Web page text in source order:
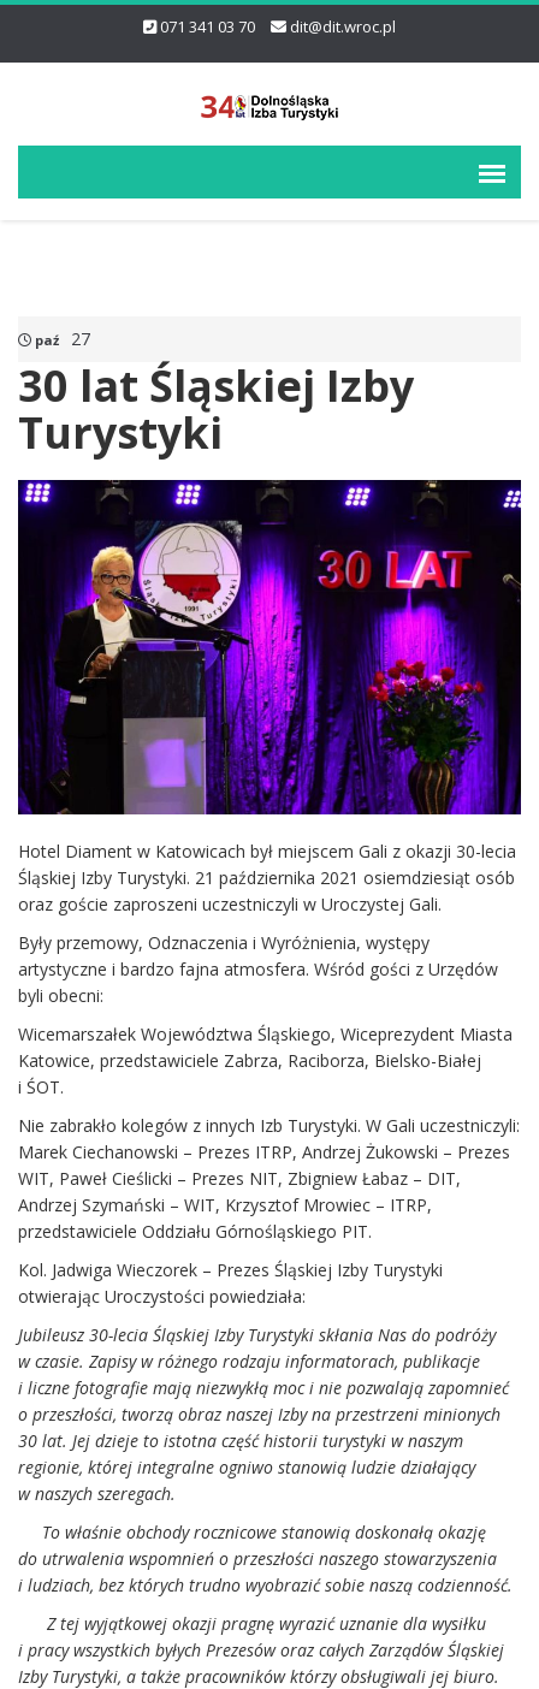
071 341 03 70 dit@dit.wroc.pl
paź 27
30 lat Śląskiej Izby
Turystyki
Hotel Diament w Katowicach był miejscem Gali z okazji 30-lecia
Śląskiej Izby Turystyki. 21 października 2021 osiemdziesiąt osób
oraz goście zaproszeni uczestniczyli w Uroczystej Gali.
Były przemowy, Odznaczenia i Wyróżnienia, występy
artystyczne i bardzo fajna atmosfera. Wśród gości z Urzędów
byli obecni:
Wicemarszałek Województwa Śląskiego, Wiceprezydent Miasta
Katowice, przedstawiciele Zabrza, Raciborza, Bielsko-Białej
i ŚOT.
Nie zabrakło kolegów z innych Izb Turystyki. W Gali uczestniczyli:
Marek Ciechanowski – Prezes ITRP, Andrzej Żukowski – Prezes
WIT, Paweł Cieślicki – Prezes NIT, Zbigniew Łabaz – DIT,
Andrzej Szymański – WIT, Krzysztof Mrowiec – ITRP,
przedstawiciele Oddziału Górnośląskiego PIT.
Kol. Jadwiga Wieczorek – Prezes Śląskiej Izby Turystyki
otwierając Uroczystości powiedziała:
Jubileusz 30-lecia Śląskiej Izby Turystyki skłania Nas do podróży
w czasie. Zapisy w różnego rodzaju informatorach, publikacje
i liczne fotografie mają niezwykłą moc i nie pozwalają zapomnieć
o przeszłości, tworzą obraz naszej Izby na przestrzeni minionych
30 lat. Jej dzieje to istotna część historii turystyki w naszym
regionie, której integralne ogniwo stanowią ludzie działający
w naszych szeregach.
To właśnie obchody rocznicowe stanowią doskonałą okazję
do utrwalenia wspomnień o przeszłości naszego stowarzyszenia
i ludziach, bez których trudno wyobrazić sobie naszą codzienność.
Z tej wyjątkowej okazji pragnę wyrazić uznanie dla wysiłku
i pracy wszystkich byłych Prezesów oraz całych Zarządów Śląskiej
Izby Turystyki, a także pracowników którzy obsługiwali jej biuro.